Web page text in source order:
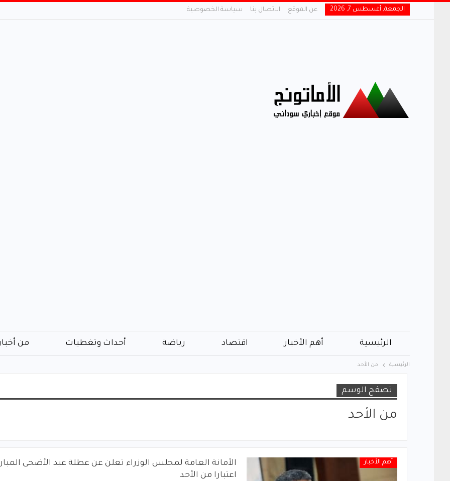
الجمعة, أغسطس 7, 2026 عن الموقع الاتصال بنا سياسة الخصوصية
الرئيسية أهم الأخبار اقتصاد رياضة أحداث وتغطيات من
الرئيسية من الأحد
تصفح الوسم
من الأحد
أهم الأخبار
الأمانة العامة لمجلس الوزراء تعلن عن عطلة عيد الأضحى
اعتبارا من الأحد